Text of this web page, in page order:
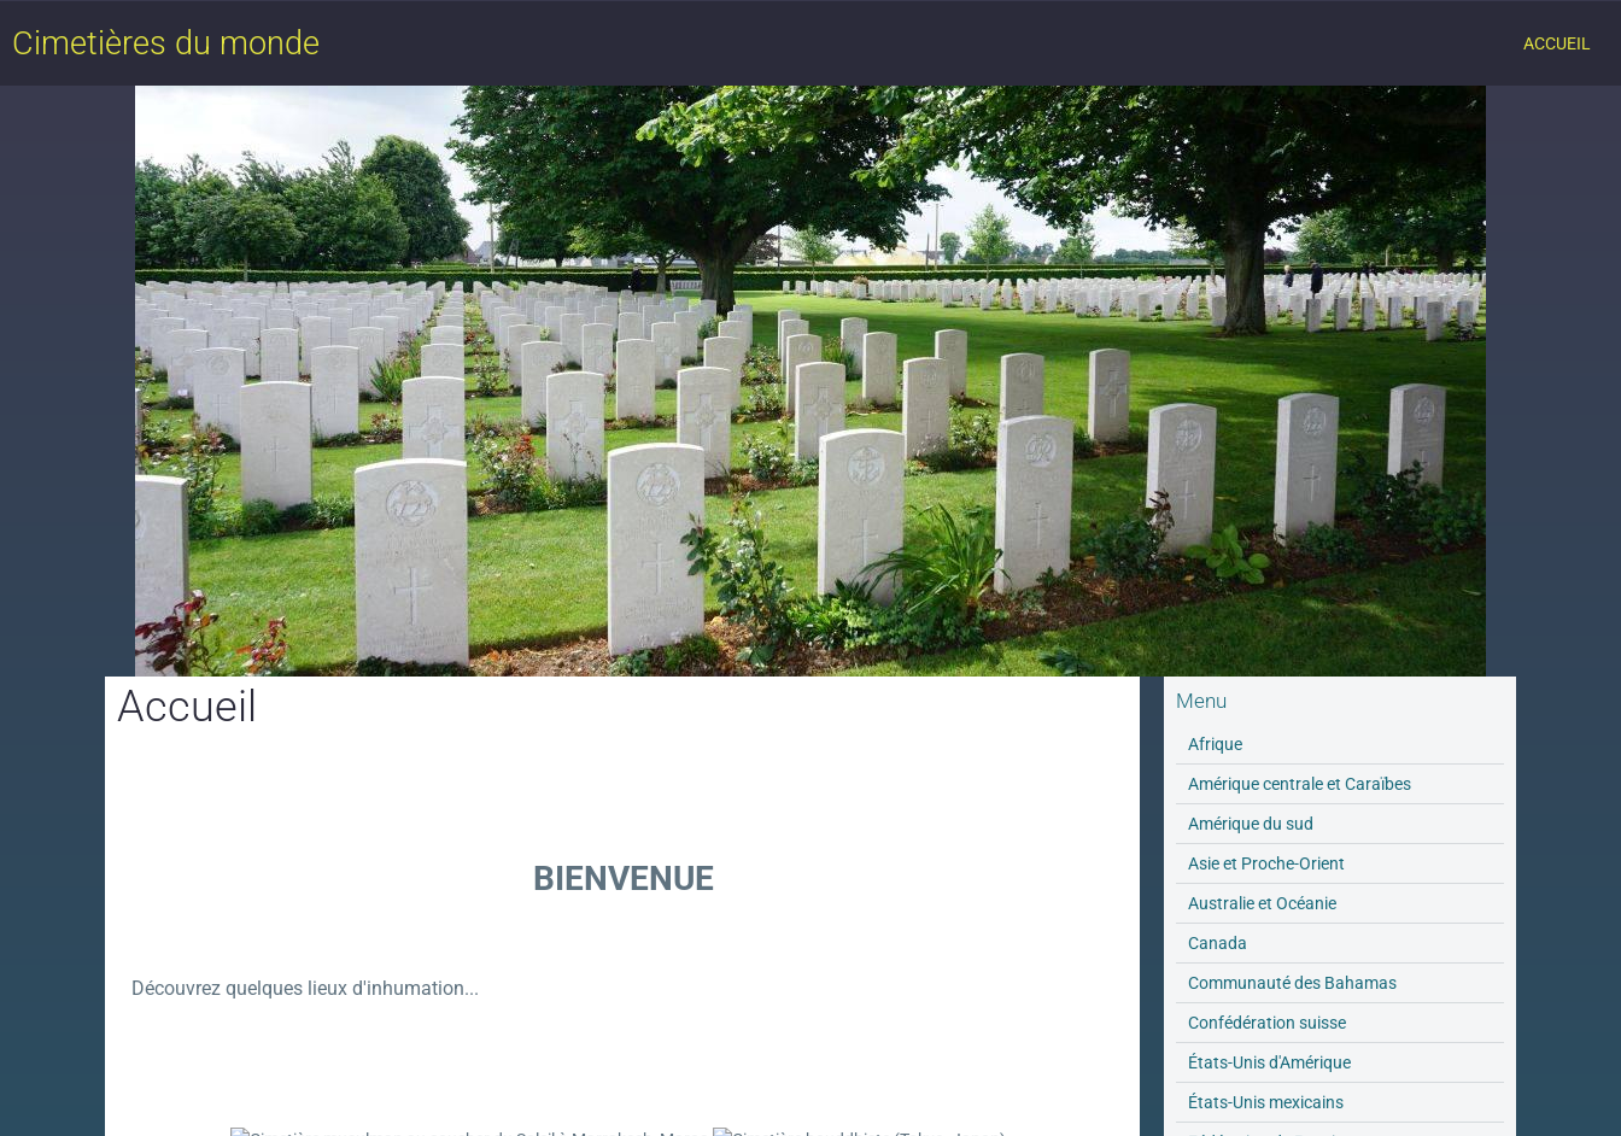
Cimetières du monde ACCUEIL
Accueil
BIENVENUE
Découvrez quelques lieux d'inhumation...
Menu
Afrique
Amérique centrale et Caraïbes
Amérique du sud
Asie et Proche-Orient
Australie et Océanie
Canada
Communauté des Bahamas
Confédération suisse
États-Unis d'Amérique
États-Unis mexicains